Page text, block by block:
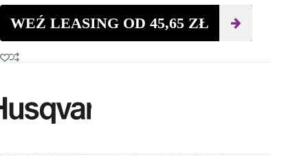
WEŹ LEASING OD 45,65 ZŁ